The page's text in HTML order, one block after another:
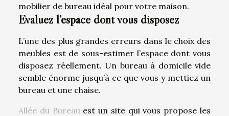
mobilier de bureau idéal pour votre maison.
Évaluez l’espace dont vous disposez
L’une des plus grandes erreurs dans le choix des
meubles est de sous-estimer l’espace dont vous
disposez réellement. Un bureau à domicile vide
semble énorme jusqu’à ce que vous y mettiez un
bureau et une chaise.
Allée du Bureau est un site qui vous propose les